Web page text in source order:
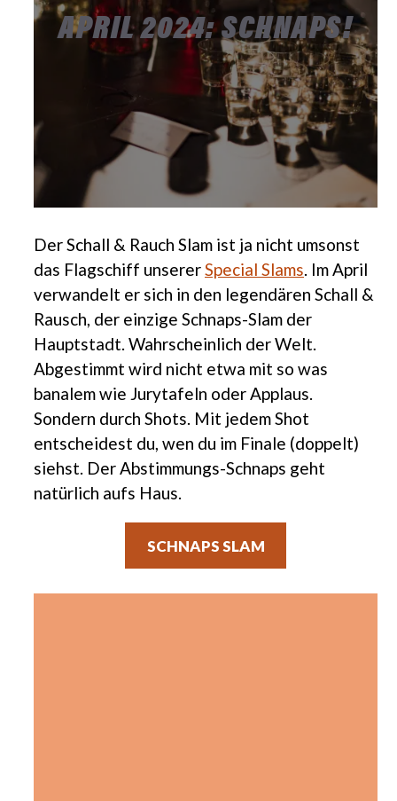
APRIL 2024: SCHNAPS!
Der Schall & Rauch Slam ist ja nicht umsonst
das Flagschiff unsererSpecial Slams. Im April
verwandelt er sich in den legendären Schall &
Rausch, der einzige Schnaps-Slam der
Hauptstadt. Wahrscheinlich der Welt.
Abgestimmt wird nicht etwa mit so was
banalem wie Jurytafeln oder Applaus.
Sondern durch Shots. Mit jedem Shot
entscheidest du, wen du im Finale (doppelt)
siehst. Der Abstimmungs-Schnaps geht
natürlich aufs Haus.
SCHNAPS SLAM